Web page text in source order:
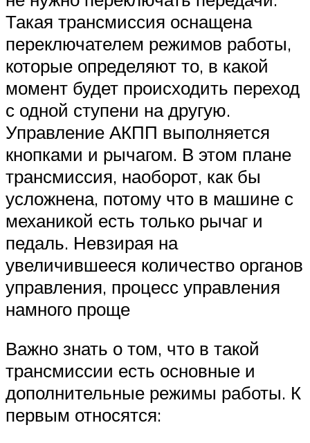
Меню
Такая трансмиссия оснащена
переключателем режимов работы,
которые определяют то, в какой
момент будет происходить переход
с одной ступени на другую.
Управление АКПП выполняется
кнопками и рычагом. В этом плане
трансмиссия, наоборот, как бы
усложнена, потому что в машине с
механикой есть только рычаг и
педаль. Невзирая на
увеличившееся количество органов
управления, процесс управления
намного проще
Важно знать о том, что в такой
трансмиссии есть основные и
дополнительные режимы работы. К
первым относятся: